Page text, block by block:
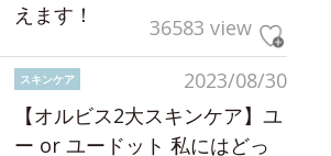
えます！
36583 view
2023/08/30
スキンケア
【オルビス2大スキンケア】ユ
ー or ユードット 私にはどっ